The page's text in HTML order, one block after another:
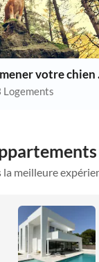
Logements
meilleure